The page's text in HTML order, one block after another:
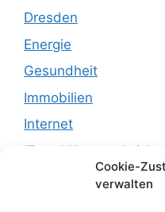
Cookie-
verwalten
Dresden
Energie
Gesundheit
Immobilien
Internet
IT und